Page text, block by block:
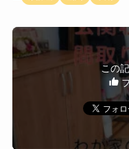
この